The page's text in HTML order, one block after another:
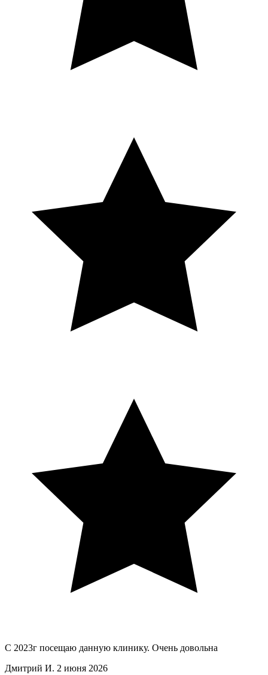
С 2023г посещаю данную клинику. Очень довольна
Дмитрий И. 2 июня 2026